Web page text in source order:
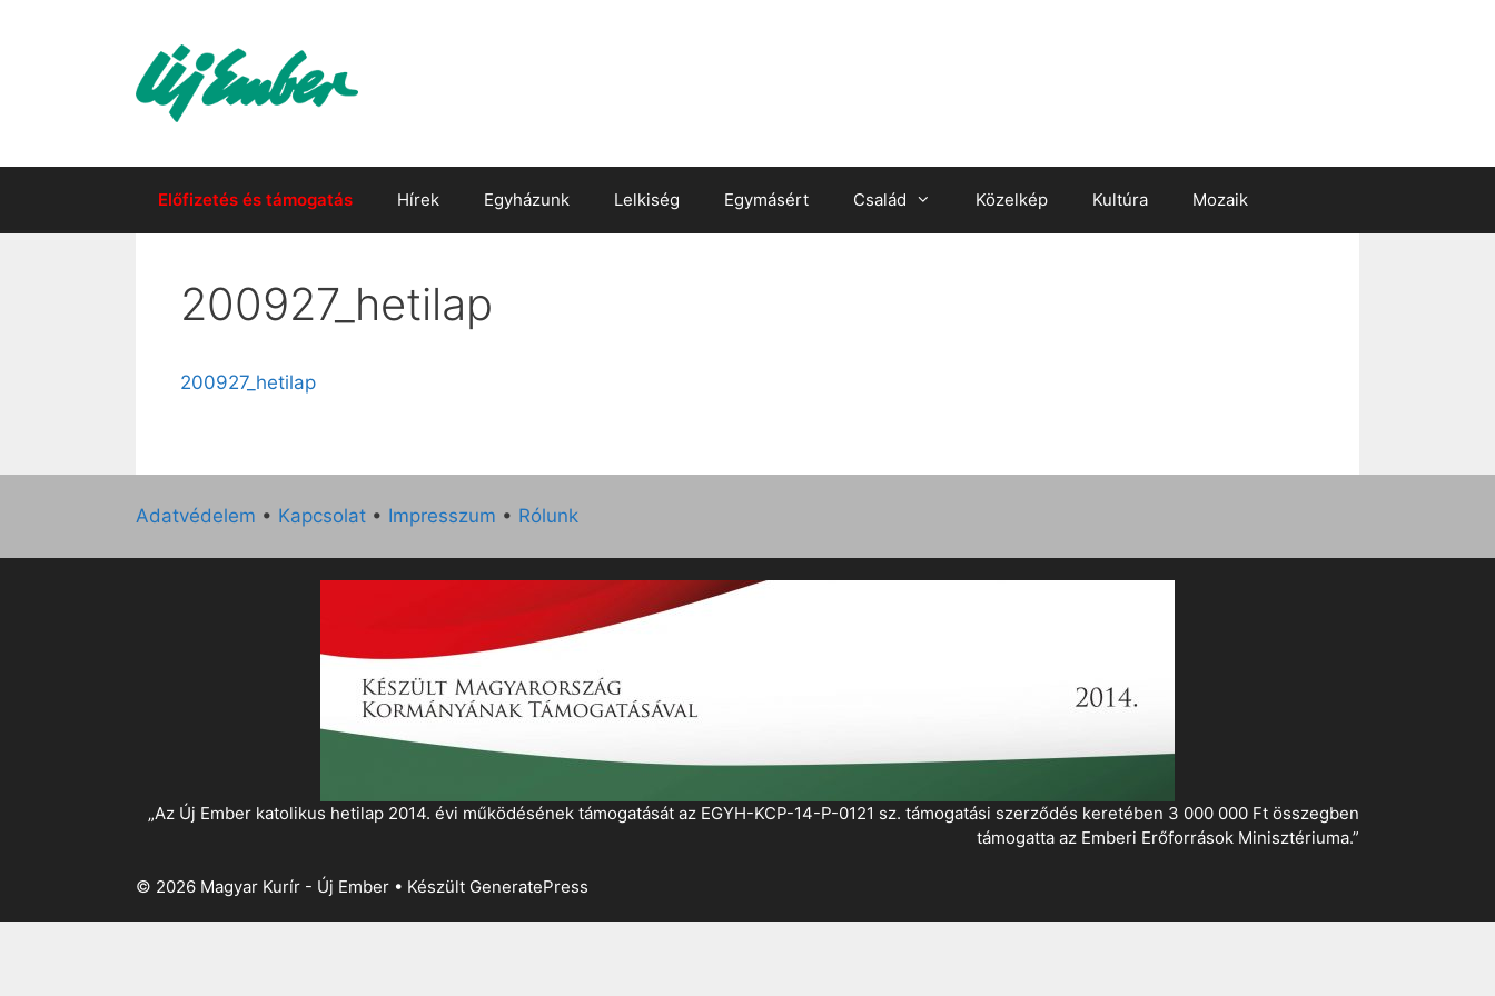
Előfizetés és támogatás Hírek Egyházunk Lelkiség Egymásért Család Közelkép Kultúra Mozaik
200927_hetilap
200927_hetilap
Adatvédelem • Kapcsolat • Impresszum • Rólunk
„Az Új Ember katolikus hetilap 2014. évi működésének támogatását az EGYH-KCP-14-P-0121 sz. támogatási szerződés keretében 3 000 000 Ft összegben
támogatta az Emberi Erőforrások Minisztériuma.”
© 2026 Magyar Kurír - Új Ember • Készült GeneratePress